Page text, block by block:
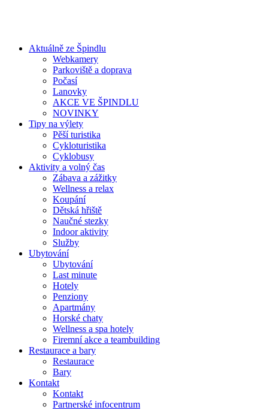
Aktuálně ze Špindlu
Webkamery
Parkoviště a doprava
Počasí
Lanovky
AKCE VE ŠPINDLU
NOVINKY
Tipy na výlety
Pěší turistika
Cykloturistika
Cyklobusy
Aktivity a volný čas
Zábava a zážitky
Wellness a relax
Koupání
Dětská hřiště
Naučné stezky
Indoor aktivity
Služby
Ubytování
Ubytování
Last minute
Hotely
Penziony
Apartmány
Horské chaty
Wellness a spa hotely
Firemní akce a teambuilding
Restaurace a bary
Restaurace
Bary
Kontakt
Kontakt
Partnerské infocentrum